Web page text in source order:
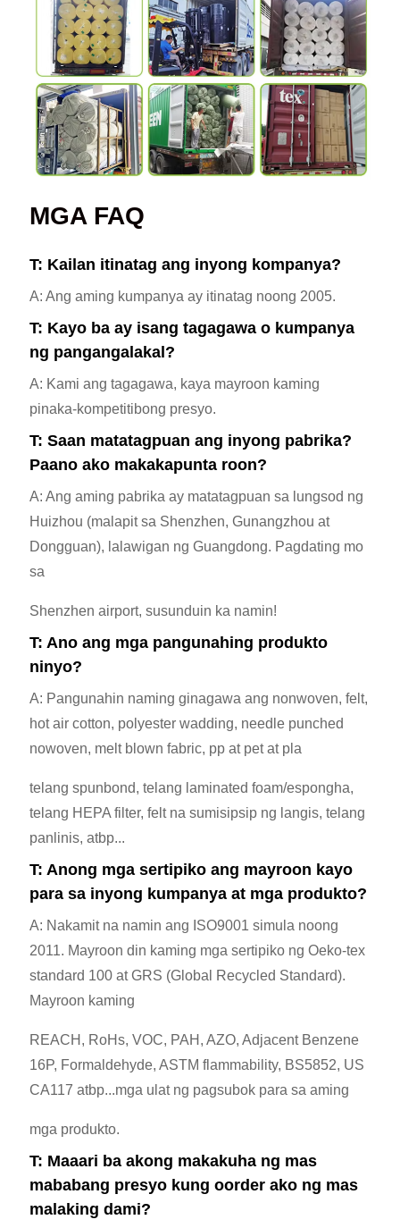
MGA FAQ
T: Kailan itinatag ang inyong kompanya?
A: Ang aming kumpanya ay itinatag noong 2005.
T: Kayo ba ay isang tagagawa o kumpanya
ng pangangalakal?
A: Kami ang tagagawa, kaya mayroon kaming
pinaka-kompetitibong presyo.
T: Saan matatagpuan ang inyong pabrika?
Paano ako makakapunta roon?
A: Ang aming pabrika ay matatagpuan sa lungsod ng
Huizhou (malapit sa Shenzhen, Gunangzhou at
Dongguan), lalawigan ng Guangdong. Pagdating mo
sa
Shenzhen airport, susunduin ka namin!
T: Ano ang mga pangunahing produkto
ninyo?
A: Pangunahin naming ginagawa ang nonwoven, felt,
hot air cotton, polyester wadding, needle punched
nowoven, melt blown fabric, pp at pet at pla
telang spunbond, telang laminated foam/espongha,
telang HEPA filter, felt na sumisipsip ng langis, telang
panlinis, atbp...
T: Anong mga sertipiko ang mayroon kayo
para sa inyong kumpanya at mga produkto?
A: Nakamit na namin ang ISO9001 simula noong
2011. Mayroon din kaming mga sertipiko ng Oeko-tex
standard 100 at GRS (Global Recycled Standard).
Mayroon kaming
REACH, RoHs, VOC, PAH, AZO, Adjacent Benzene
16P, Formaldehyde, ASTM flammability, BS5852, US
CA117 atbp...mga ulat ng pagsubok para sa aming
mga produkto.
T: Maaari ba akong makakuha ng mas
mababang presyo kung oorder ako ng mas
malaking dami?